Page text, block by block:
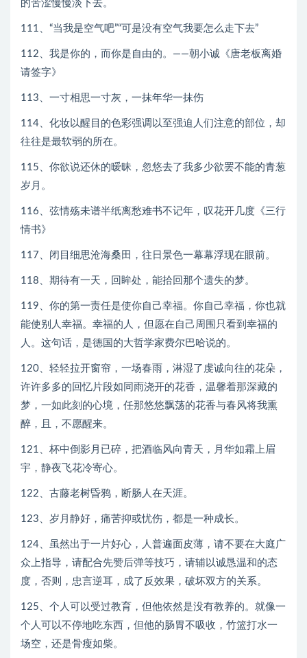
的苦涩慢慢淡下去。
111、“当我是空气吧”“可是没有空气我要怎么走下去”
112、我是你的，而你是自由的。——朝小诚《唐老板离婚
请签字》
113、一寸相思一寸灰，一抹年华一抹伤
114、化妆以醒目的色彩强调以至强迫人们注意的部位，却
往往是最软弱的所在。
115、你欲说还休的暧昧，忽悠去了我多少欲罢不能的青葱
岁月。
116、弦情殇未谱半纸离愁难书不记年，叹花开几度《三行
情书》
117、闭目细思沧海桑田，往日景色一幕幕浮现在眼前。
118、期待有一天，回眸处，能拾回那个遗失的梦。
119、你的第一责任是使你自己幸福。你自己幸福，你也就
能使别人幸福。幸福的人，但愿在自己周围只看到幸福的
人。这句话，是德国的大哲学家费尔巴哈说的。
120、轻轻拉开窗帘，一场春雨，淋湿了虔诚向往的花朵，
许许多多的回忆片段如同雨浇开的花香，温馨着那深藏的
梦，一如此刻的心境，任那悠悠飘荡的花香与春风将我熏
醉，且，不愿醒来。
121、杯中倒影月已碎，把酒临风向青天，月华如霜上眉
宇，静夜飞花冷寄心。
122、古藤老树昏鸦，断肠人在天涯。
123、岁月静好，痛苦抑或忧伤，都是一种成长。
124、虽然出于一片好心，人普遍面皮薄，请不要在大庭广
众上指导，请配合先赞后弹等技巧，请辅以诚恳温和的态
度，否则，忠言逆耳，成了反效果，破坏双方的关系。
125、个人可以受过教育，但他依然是没有教养的。就像一
个人可以不停地吃东西，但他的肠胃不吸收，竹篮打水一
场空，还是骨瘦如柴。